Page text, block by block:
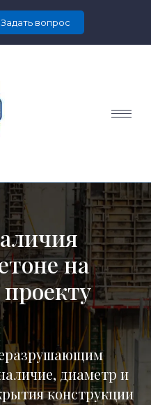
Задать вопрос
на
диаметр и
конструкции